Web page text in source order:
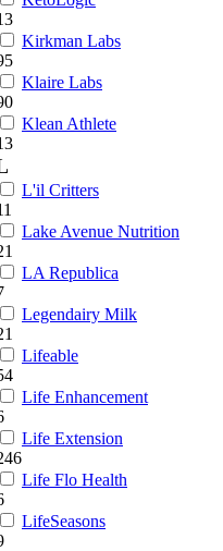
Kirkman Labs
Klaire Labs
Klean Athlete
L'il Critters
Lake Avenue Nutrition
LA Republica
Legendairy Milk
Lifeable
Life Enhancement
Life Extension
Life Flo Health
LifeSeasons